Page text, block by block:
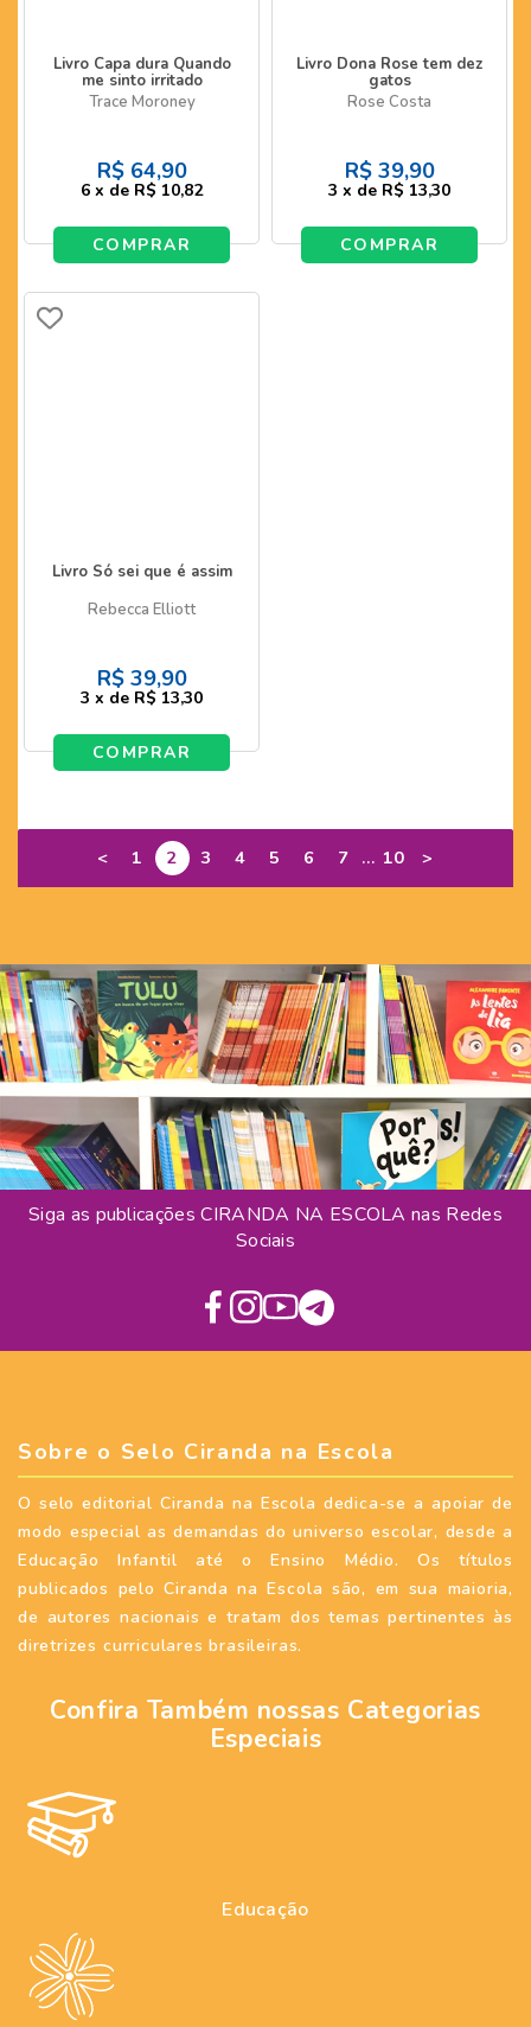
Livro Capa dura Quando
me sinto irritado
Trace Moroney
R$ 64,90
6 x de R$ 10,82
COMPRAR
Livro Dona Rose tem dez
gatos
Rose Costa
R$ 39,90
3 x de R$ 13,30
COMPRAR
Livro Só sei que é assim
Rebecca Elliott
R$ 39,90
3 x de R$ 13,30
COMPRAR
< 1 2 3 4 5 6 7 ... 10 >
Siga as publicações CIRANDA NA ESCOLA nas Redes
Sociais
Sobre o Selo Ciranda na Escola
O selo editorial Ciranda na Escola dedica-se a apoiar de
modo especial as demandas do universo escolar, desde a
Educação Infantil até o Ensino Médio. Os títulos
publicados pelo Ciranda na Escola são, em sua maioria,
de autores nacionais e tratam dos temas pertinentes às
diretrizes curriculares brasileiras.
Confira Também nossas Categorias
Especiais